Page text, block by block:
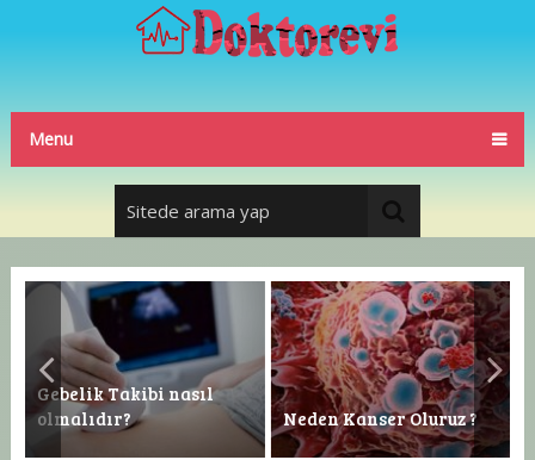
Menu
Gebelik Takibi nasıl
olmalıdır?
Neden Kanser Oluruz ?